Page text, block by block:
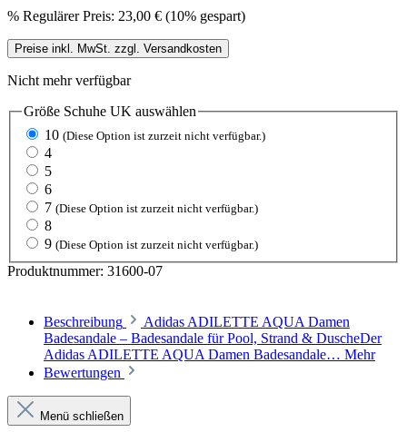
% Regulärer Preis: 23,00 € (10% gespart)
Preise inkl. MwSt. zzgl. Versandkosten
Nicht mehr verfügbar
Größe Schuhe UK auswählen
10 (Diese Option ist zurzeit nicht verfügbar.)
4
5
6
7 (Diese Option ist zurzeit nicht verfügbar.)
8
9 (Diese Option ist zurzeit nicht verfügbar.)
Produktnummer: 31600-07
Beschreibung
Adidas ADILETTE AQUA Damen
Badesandale – Badesandale für Pool, Strand & DuscheDer
Adidas ADILETTE AQUA Damen Badesandale… Mehr
Bewertungen
Menü schließen